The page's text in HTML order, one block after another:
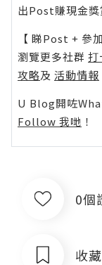
出Post賺現金
【 睇Post + 參
瀏覽更多社群 打
攻略及 活動情報
U Blog開咗
Follow 我哋 ！
0個
收藏